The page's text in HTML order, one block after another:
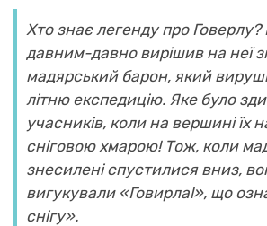
Хто знає легенду про
давним-давно вирішив на неї
мадярський барон, який
літню експедицію. Яке було
учасників, коли на вершині їх
сніговою хмарою! Тож, коли
знесилені спустилися вниз,
вигукували «Говирла!», що
снігу».